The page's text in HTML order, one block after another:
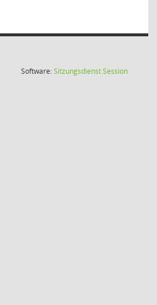
Software:SitzungsdienstSession(Wird in